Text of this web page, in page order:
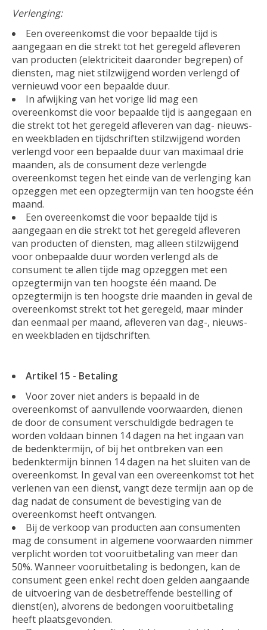
Verlenging:
Een overeenkomst die voor bepaalde tijd is
aangegaan en die strekt tot het geregeld afleveren
van producten (elektriciteit daaronder begrepen) of
diensten, mag niet stilzwijgend worden verlengd of
vernieuwd voor een bepaalde duur.
In afwijking van het vorige lid mag een
overeenkomst die voor bepaalde tijd is aangegaan en
die strekt tot het geregeld afleveren van dag- nieuws-
en weekbladen en tijdschriften stilzwijgend worden
verlengd voor een bepaalde duur van maximaal drie
maanden, als de consument deze verlengde
overeenkomst tegen het einde van de verlenging kan
opzeggen met een opzegtermijn van ten hoogste één
maand.
Een overeenkomst die voor bepaalde tijd is
aangegaan en die strekt tot het geregeld afleveren
van producten of diensten, mag alleen stilzwijgend
voor onbepaalde duur worden verlengd als de
consument te allen tijde mag opzeggen met een
opzegtermijn van ten hoogste één maand. De
opzegtermijn is ten hoogste drie maanden in geval de
overeenkomst strekt tot het geregeld, maar minder
dan eenmaal per maand, afleveren van dag-, nieuws-
en weekbladen en tijdschriften.
Artikel 15 - Betaling
Voor zover niet anders is bepaald in de
overeenkomst of aanvullende voorwaarden, dienen
de door de consument verschuldigde bedragen te
worden voldaan binnen 14 dagen na het ingaan van
de bedenktermijn, of bij het ontbreken van een
bedenktermijn binnen 14 dagen na het sluiten van de
overeenkomst. In geval van een overeenkomst tot het
verlenen van een dienst, vangt deze termijn aan op de
dag nadat de consument de bevestiging van de
overeenkomst heeft ontvangen.
Bij de verkoop van producten aan consumenten
mag de consument in algemene voorwaarden nimmer
verplicht worden tot vooruitbetaling van meer dan
50%. Wanneer vooruitbetaling is bedongen, kan de
consument geen enkel recht doen gelden aangaande
de uitvoering van de desbetreffende bestelling of
dienst(en), alvorens de bedongen vooruitbetaling
heeft plaatsgevonden.